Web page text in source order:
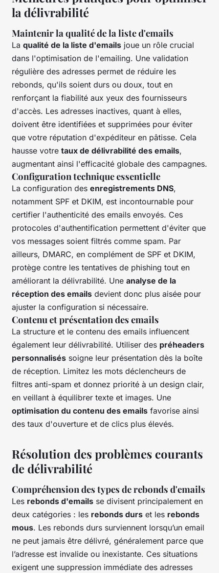
la délivrabilité
Maintenir la qualité de la liste d'emails
La qualité de la liste d'emails joue un rôle crucial
dans l'optimisation de l'emailing. Une validation
régulière des adresses permet de réduire les
rebonds, qu'ils soient durs ou doux, tout en
renforçant la fiabilité aux yeux des fournisseurs
d'accès. Les adresses inactives, quant à elles,
doivent être identifiées et supprimées pour éviter
que votre réputation d'expéditeur en pâtisse. Cela
hausse votre taux de délivrabilité des emails,
augmentant ainsi l'efficacité globale des campagnes.
Configuration technique essentielle
La configuration des enregistrements DNS,
notamment SPF et DKIM, est incontournable pour
certifier l'authenticité des emails envoyés. Ces
protocoles d'authentification permettent d'éviter que
vos messages soient filtrés comme spam. Par
ailleurs, DMARC, en complément de SPF et DKIM,
protège contre les tentatives de phishing tout en
améliorant la délivrabilité. Une analyse de la
réception des emails devient donc plus aisée pour
ajuster la configuration si nécessaire.
Contenu et présentation des emails
La structure et le contenu des emails influencent
également leur délivrabilité. Utiliser des préheaders
personnalisés soigne leur présentation dès la boîte
de réception. Limitez les mots déclencheurs de
filtres anti-spam et donnez priorité à un design clair,
en veillant à équilibrer texte et images. Une
optimisation du contenu des emails favorise ainsi
des taux d'ouverture et de clics plus élevés.
Résolution des problèmes courants
de délivrabilité
Compréhension des types de rebonds d'emails
Les rebonds d'emails se divisent principalement en
deux catégories : les rebonds durs et les rebonds
mous. Les rebonds durs surviennent lorsqu’un email
ne peut jamais être délivré, généralement parce que
l’adresse est invalide ou inexistante. Ces situations
exigent une suppression immédiate des adresses